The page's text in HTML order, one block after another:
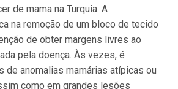
de mama na Turquia. A
na remoção de um bloco de tecido
de obter margens livres ao
pela doença. Às vezes, é
de anomalias mamárias atípicas ou
como em grandes lesões